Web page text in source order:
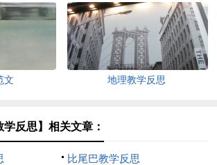
文 地理教学反思
学反思】相关文章：
比尾巴教学反思